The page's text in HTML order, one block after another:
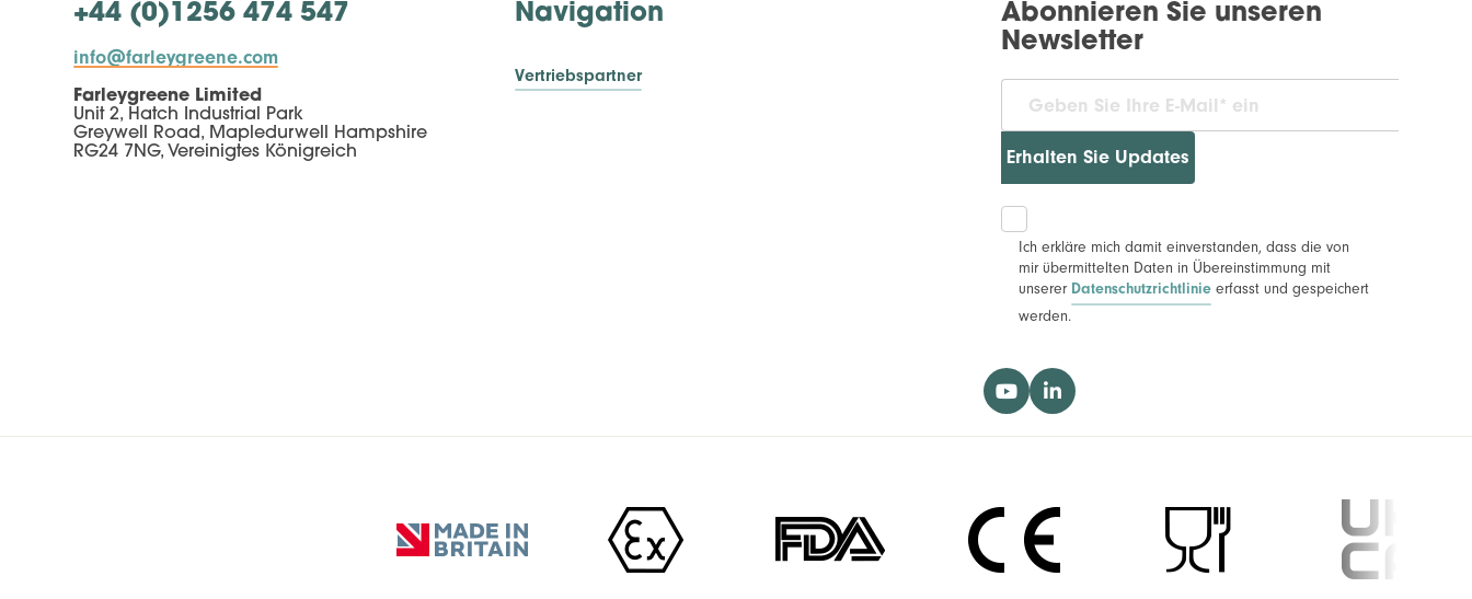
+44 (0)1256 474 547
info@farleygreene.com
Farleygreene Limited
Unit 2, Hatch Industrial Park
Greywell Road, Mapledurwell Hampshire
RG24 7NG, Vereinigtes Königreich
Navigation
Vertriebspartner
Abonnieren Sie unseren
Newsletter
Erhalten Sie Updates
Ich erkläre mich damit einverstanden, dass die von
mir übermittelten Daten in Übereinstimmung mit
unserer Datenschutzrichtlinieerfasst und gespeichert
werden.